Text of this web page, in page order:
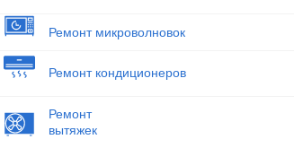
Ремонт микроволновок
Ремонт кондиционеров
Ремонт
вытяжек